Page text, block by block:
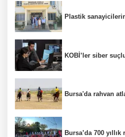
Plastik
KOBİ’ler siber
Bursa'da rahvan
Bursa’da 700